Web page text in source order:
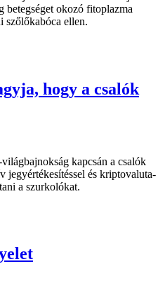
betegséget okozó fitoplazma
szőlőkabóca ellen.
hogy a csalók
kapcsán a csalók
és kriptovaluta-
a szurkolókat.